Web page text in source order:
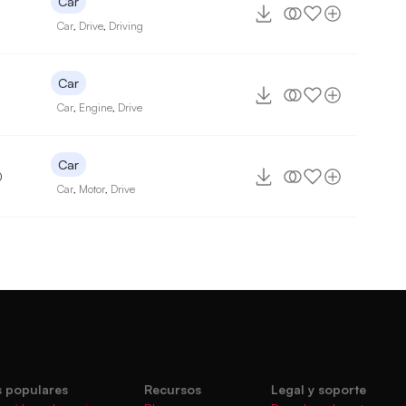
Car Drive Driving
Car
Car Engine Drive
Car
Car Motor Drive
populares
Recursos
Legal y soporte